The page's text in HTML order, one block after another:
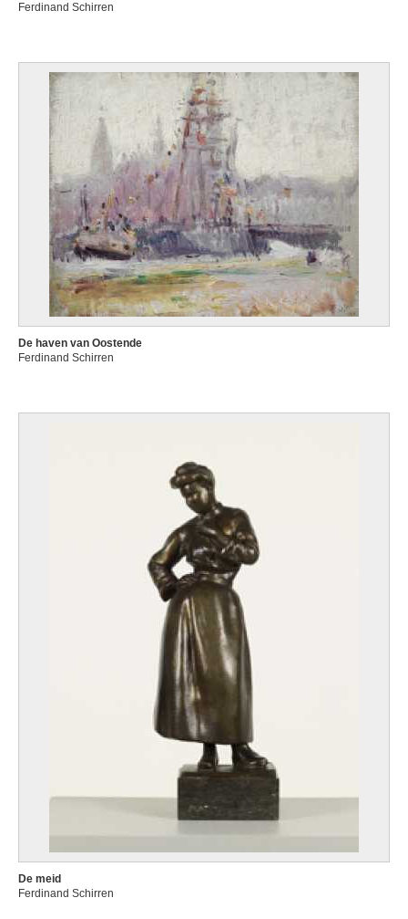
Ferdinand Schirren
De haven van Oostende
Ferdinand Schirren
De meid
Ferdinand Schirren